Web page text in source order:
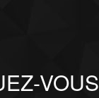
VOUS